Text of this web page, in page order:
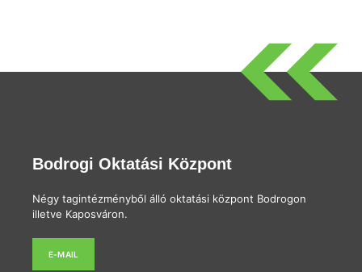
Bodrogi Oktatási Központ
Négy tagintézményből álló oktatási központ Bodrogon
illetve Kaposváron.
E-MAIL